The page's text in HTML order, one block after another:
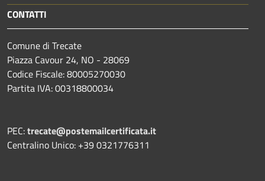
CONTATTI
Comune di Trecate
Piazza Cavour 24, NO - 28069
Codice Fiscale: 80005270030
Partita IVA: 00318800034
PEC:trecate@postemailcertificata.it
Centralino Unico: +39 0321776311